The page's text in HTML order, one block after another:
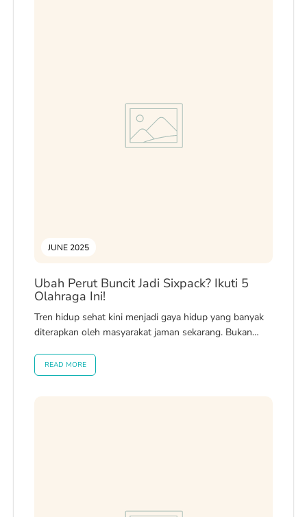
JUNE 2025
Ubah Perut Buncit Jadi Sixpack? Ikuti 5
Olahraga Ini!
Tren hidup sehat kini menjadi gaya hidup yang banyak
diterapkan oleh masyarakat jaman sekarang. Bukan
READ MORE